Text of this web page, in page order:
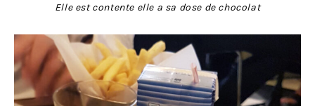
Elle est contente elle a sa dose de chocolat